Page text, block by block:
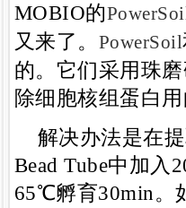
MOBIO的
又来了。 PowerSoil
的。它们采用珠
除细胞核组蛋白
解决办法是在
Bead Tube中加
65℃孵育30min。